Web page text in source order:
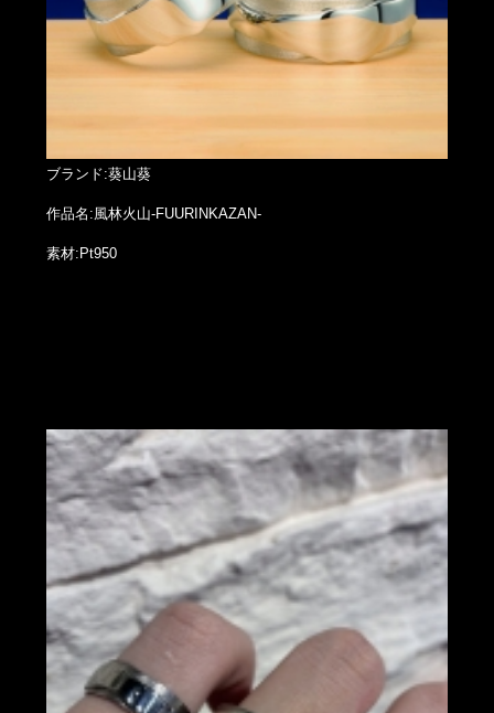
ブランド:葵山葵
作品名:風林火山-FUURINKAZAN-
素材:Pt950